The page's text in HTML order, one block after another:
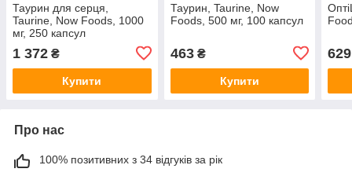
Таурин для серця,
Taurine, Now Foods, 1000
мг, 250 капсул
1 372 ₴
Купити
Таурин, Taurine, Now
Foods, 500 мг, 100 капсул
463₴
Купити
629
Про нас
100% позитивних з 34 відгуків за рік